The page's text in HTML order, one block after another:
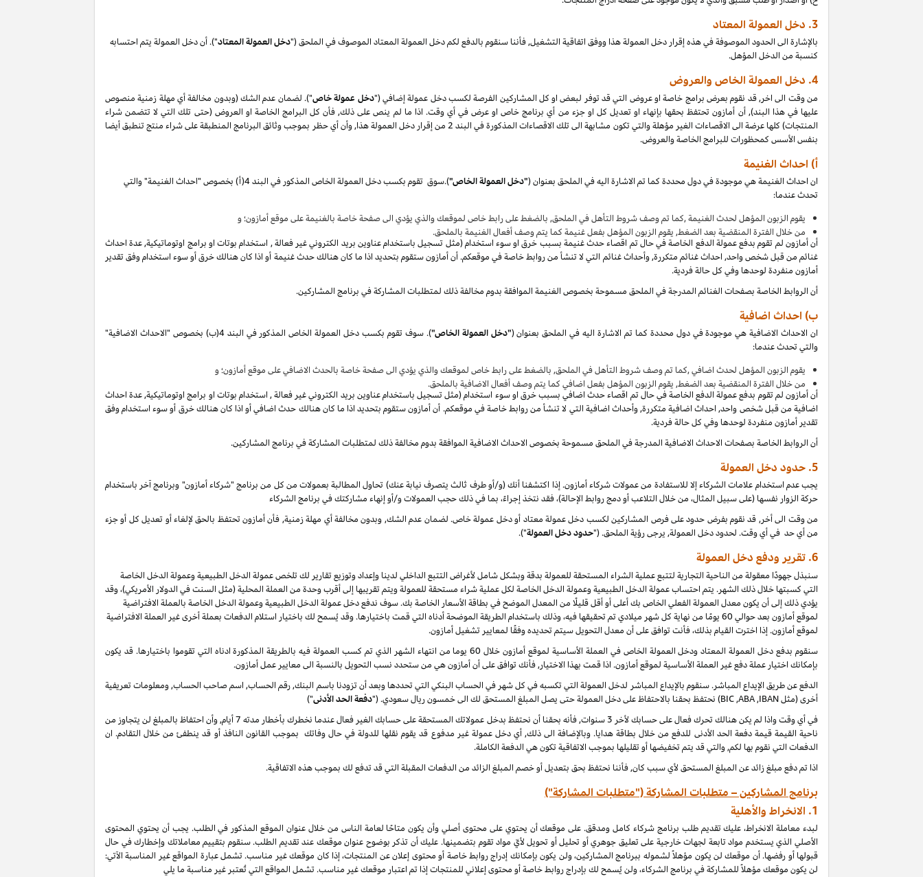
3. دخل العمولة المعتاد
بالإشارة الى الحدود الموصوفة في هذه إقرار دخل العمولة هذا ووفق اتفاقية التشغيل, فأننا سنقوم بالدفع لكم دخل العمولة المعتاد الموصوف في الملحق ("دخل العمولة المعتاد"). أن دخل العمولة يتم احتسابه
كنسبة من الدخل المؤهل.
4. دخل العمولة الخاص والعروض
من وقت الى اخر, قد نقوم بعرض برامج خاصة او عروض التي قد توفر لبعض او كل المشاركين الفرصة لكسب دخل عمولة إضافي ("دخل عمولة خاص"). لضمان عدم الشك (وبدون مخالفة أي مهلة زمنية منصوص
عليها في هذا البند), أن أمازون تحتفظ بحقها بإنهاء او تعديل كل او جزء من أي برنامج خاص او عرض في أي وقت. اذا ما لم ينص على ذلك, فأن كل البرامج الخاصة او العروض (حتى تلك التي لا تتضمن شراء
المنتجات) كلها عرضة الى الاقصاءات الغير مؤهلة والتي تكون مشابهة الى تلك الاقصاءات المذكورة في البند 2 من إقرار دخل العمولة هذا, وأن أي حظر بموجب وثائق البرنامج المنطبقة على شراء منتج تنطبق أيضا
بنفس الأسس كمحظورات للبرامج الخاصة والعروض.
أ) احداث الغنيمة
ان احداث الغنيمة هي موجودة في دول محددة كما تم الاشارة اليه في الملحق بعنوان("دخل العمولة الخاص")
.سوق
تقوم بكسب دخل العمولة الخاص المذكور في البند 4(أ) بخصوص "احداث الغنيمة" والتي
تحدث عندما:
يقوم الزبون المؤهل لحدث الغنيمة ,كما تم وصف شروط التأهل في الملحق, بالضغط على رابط خاص لموقعك والذي يؤدي الى صفحة خاصة بالغنيمة على موقع أمازون؛ و
منخلال الفترة المنقضية بعد الضغط, يقوم الزبون المؤهل بفعل غنيمة كما يتم وصف أفعال الغنيمة بالملحق.
أن أمازون لم تقوم بدفع عمولة الدفع الخاصة في حال تم اقصاء حدث غنيمة بسبب خرق او سوء استخدام (مثل تسجيل باستخدام عناوين بريد الكتروني غير فعالة , استخدام بوتات او برامج اوتوماتيكية, عدة احداث
غنائم من قبل شخص واحد, احداث غنائم متكررة, وأحداث غنائم التي لا تنشأ من روابط خاصة في موقعكم. أن أمازون ستقوم بتحديد اذا ما كان هنالك حدث غنيمة أو اذا كان هنالك خرق أو سوء استخدام وفق تقدير
أمازون منفردة لوحدها وفي كل حالة فردية.
أن الروابط الخاصة بصفحات الغنائم المدرجة في الملحق مسموحة بخصوص الغنيمة الموافقة بدوم مخالفة ذلك لمتطلبات المشاركة في برنامج المشاركين.
ب) احداث اضافية
ان الاحداث الاضافية هي موجودة في دول محددة كما تم الاشارة اليه في الملحق بعنوان("دخل العمولة الخاص")
.سوف
تقوم بكسب دخل العمولة الخاص المذكور في البند 4(ب) بخصوص "الاحداث الاضافية"
والتي تحدث عندما:
يقوم الزبون المؤهل لحدث اضافي ,كما تم وصف شروط التأهل في الملحق, بالضغط على رابط خاص لموقعك والذي يؤدي الى صفحة خاصة بالحدث الاضافي على موقع أمازون؛ و
منخلال الفترة المنقضية بعد الضغط, يقوم الزبون المؤهل بفعل اضافي كما يتم وصف أفعال الاضافية بالملحق.
أن أمازون لم تقوم بدفع عمولة الدفع الخاصة في حال تم اقصاء حدث اضافي بسبب خرق او سوء استخدام (مثل تسجيل باستخدام عناوين بريد الكتروني غير فعالة , استخدام بوتات او برامج اوتوماتيكية, عدة احداث
اضافية من قبل شخص واحد, احداث اضافية متكررة, وأحداث اضافية التي لا تنشأ من روابط خاصة في موقعكم. أن أمازون ستقوم بتحديد اذا ما كان هنالك حدث اضافي أو اذا كان هنالك خرق أو سوء استخدام وفق
تقدير أمازون منفردة لوحدها وفي كل حالة فردية.
أن الروابط الخاصة بصفحات الاحداث الاضافية المدرجة في الملحق مسموحة بخصوص الاحداث الاضافية الموافقة بدوم مخالفة ذلك لمتطلبات المشاركة في برنامج المشاركين.
5. حدود دخل العمولة
يجب عدم استخدام علامات الشركاء إلا للاستفادة من عمولات شركاء أمازون. إذا اكتشفنا أنك (و/أو طرف ثالث يتصرف نيابة عنك) تحاول المطالبة بعمولات من كل من برنامج "شركاء أمازون" وبرنامج آخر باستخدام
حركة الزوار نفسها (على سبيل المثال، من خلال التلاعب أو دمج روابط الإحالة)، فقد نتخذ إجراءً، بما في ذلك حجب العمولات و/أو إنهاء مشاركتك في برنامج الشركاء
من وقت الى أخر, قد نقوم بفرض حدود على فرص المشاركين لكسب دخل عمولة معتاد أو دخل عمولة خاص. لضمان عدم الشك, وبدون مخالفة أي مهلة زمنية, فأن أمازون تحتفظ بالحق لإلغاء أو تعديل كل أو جزء
من أي حد في أي وقت. لحدود دخل العمولة, يرجى رؤية الملحق. ("حدود دخل العمولة").
6. تقرير ودفع دخل العمولة
سنبذل جهودًا معقولة من الناحية التجارية لتتبع عملية الشراء المستحقة للعمولة بدقة وبشكل شامل لأغراض التتبع الداخلي لدينا وإعداد وتوزيع تقارير لك تلخص عمولة الدخل الطبيعية وعمولة الدخل الخاصة
التي كسبتها خلال ذلك الشهر. يتم احتساب عمولة الدخل الطبيعية وعمولة الدخل الخاصة لكل عملية شراء مستحقة للعمولة ويتم تقريبها إلى أقرب وحدة من العملة المحلية (مثل السنت في الدولار الأمريكي)، وقد
يؤدي ذلك إلى أن يكون معدل العمولة الفعلي الخاص بك أعلى أو أقل قليلًا من المعدل الموضح في بطاقة الأسعار الخاصة بك. سوف ندفع دخل عمولة الدخل الطبيعية وعمولة الدخل الخاصة بالعملة الافتراضية
لموقع أمازون بعد حوالي 60 يومًا من نهاية كل شهر ميلادي تم تحقيقها فيه، وذلك باستخدام الطريقة الموضحة أدناه التي قمت باختيارها. وقد يُسمح لك باختيار استلام الدفعات بعملة أخرى غير العملة الافتراضية
لموقع أمازون. إذا اخترت القيام بذلك، فأنت توافق على أن معدل التحويل سيتم تحديده وفقًا لمعايير تشغيل أمازون.
سنقوم بدفع دخل العمولة المعتاد ودخل العمولة الخاص في العملة الأساسية لموقع أمازون خلال 60 يوما من انتهاء الشهر الذي تم كسب العمولة فيه بالطريقة المذكورة ادناه التي تقوموا باختيارها. قد يكون
بإمكانك اختيار عملة دفع غير العملة الأساسية لموقع أمازون. اذا قمت بهذا الاختيار, فأنك توافق على أن أمازون هي من ستحدد نسب التحويل بالنسبة الى معايير عمل أمازون.
الدفع عن طريق الإيداع المباشر. سنقوم بالإيداع المباشر لدخل العمولة التي تكسبه في كل شهر في الحساب البنكي التي تحددها وبعد أن تزودنا باسم البنك, رقم الحساب, اسم صاحب الحساب, ومعلومات تعريفية
أخرى (مثلIBAN
,
ABA
,
BIC) نحتفظ بحقنا بالاحتفاظ على دخل العمولة حتى يصل المبلغ المستحق لك الى خمسون ريال سعودي. ("دفعة الحد الأدنى")
في أي وقت واذا لم يكن هنالك تحرك فعال على حسابك لأخر 3 سنوات, فأنه بحقنا أن نحتفظ بدخل عمولاتك المستحقة على حسابك الغير فعال عندما نخطرك بأخطار مدته 7 أيام, وأن احتفاظ بالمبلغ لن يتجاوز من
ناحية القيمة قيمة دفعة الحد الأدنى للدفع من خلال بطاقة هدايا. وبالإضافة الى ذلك, أي دخل عمولة غير مدفوع قد يقوم نقلها للدولة في حال وفاتك بموجب القانون النافذ أو قد ينطفئ من خلال التقادم. ان
الدفعات التي نقوم بها لكم, والتي قد يتم تخفيضها أو تقليلها بموجب الاتفاقية تكون هي الدفعة الكاملة.
اذا تم دفع مبلغ زائد عن المبلغ المستحق لأي سبب كان, فأننا نحتفظ بحق بتعديل أو خصم المبلغ الزائد من الدفعات المقبلة التي قد تدفع لك بموجب هذه الاتفاقية.
برنامج المشاركين – متطلبات المشاركة ("متطلبات المشاركة")
1. الانخراط والأهلية
لبدء معاملة الانخراط، عليك تقديم طلب برنامج شركاء كامل ومدقق. على موقعك أن يحتوي على محتوى أصلي وأن يكون متاحًا لعامة الناس من خلال عنوان الموقع المذكور في الطلب. يجب أن يحتوي المحتوى
الأصلي الذي يستخدم مواد تابعة لجهات خارجية على تعليق جوهري أو تحليل أو تحويل لأيّ مواد تقوم بتضمينها. عليك أن تذكر بوضوح عنوان موقعك عند تقديم الطلب. سنقوم بتقييم معاملاتك وإخطارك في حال
قبولها أو رفضها. أن موقعك لن يكون مؤهلاً لشموله ببرنامج المشاركين، ولن يكون بإمكانك إدراج روابط خاصة أو محتوى إعلان عن المنتجات، إذا كان موقعك غير مناسب. تشمل عبارة المواقع غير المناسبة الآتي:
لن يكون موقعك مؤهلاً للمشاركة في برنامج الشركاء، ولن يُسمح لك بإدراج روابط خاصة أو محتوى إعلاني للمنتجات إذا تم اعتبار موقعك غير مناسب. تشمل المواقع التي تُعتبر غير مناسبة ما يلي